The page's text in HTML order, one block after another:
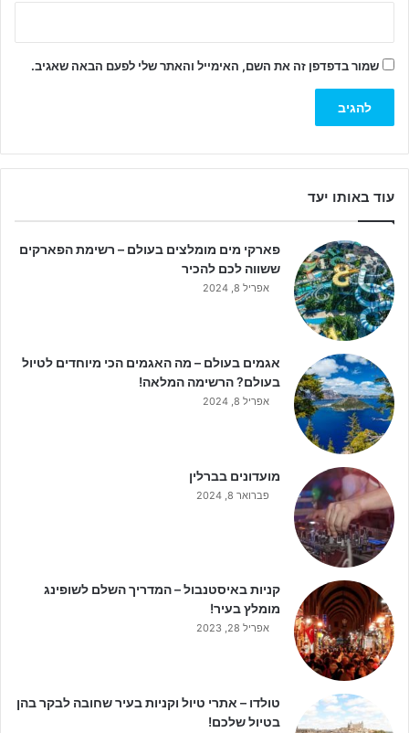
שמור בדפדפן זה את השם, האימייל והאתר שלי לפעם הבאה שאגיב.
עוד באותו יעד
פארקי מים מומלצים בעולם – רשימת הפארקים
ששווה לכם להכיר
אפריל 8, 2024
אגמים בעולם – מה האגמים הכי מיוחדים לטיול
בעולם? הרשימה המלאה!
אפריל 8, 2024
מועדונים בברלין
פברואר 8, 2024
קניות באיסטנבול – המדריך השלם לשופינג
מומלץ בעיר!
אפריל 28, 2023
טולדו – אתרי טיול וקניות בעיר שחובה לבקר בהן
בטיול שלכם!